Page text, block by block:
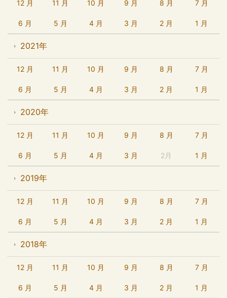
12 月 11 月 10 月 9 月 8 月 7 月
6 月 5 月 4 月 3 月 2 月 1 月
2021年
12 月 11 月 10 月 9 月 8 月 7 月
6 月 5 月 4 月 3 月 2 月 1 月
2020年
12 月 11 月 10 月 9 月 8 月 7 月
6 月 5 月 4 月 3 月 2月 1 月
2019年
12 月 11 月 10 月 9 月 8 月 7 月
6 月 5 月 4 月 3 月 2 月 1 月
2018年
12 月 11 月 10 月 9 月 8 月 7 月
6 月 5 月 4 月 3 月 2 月 1 月